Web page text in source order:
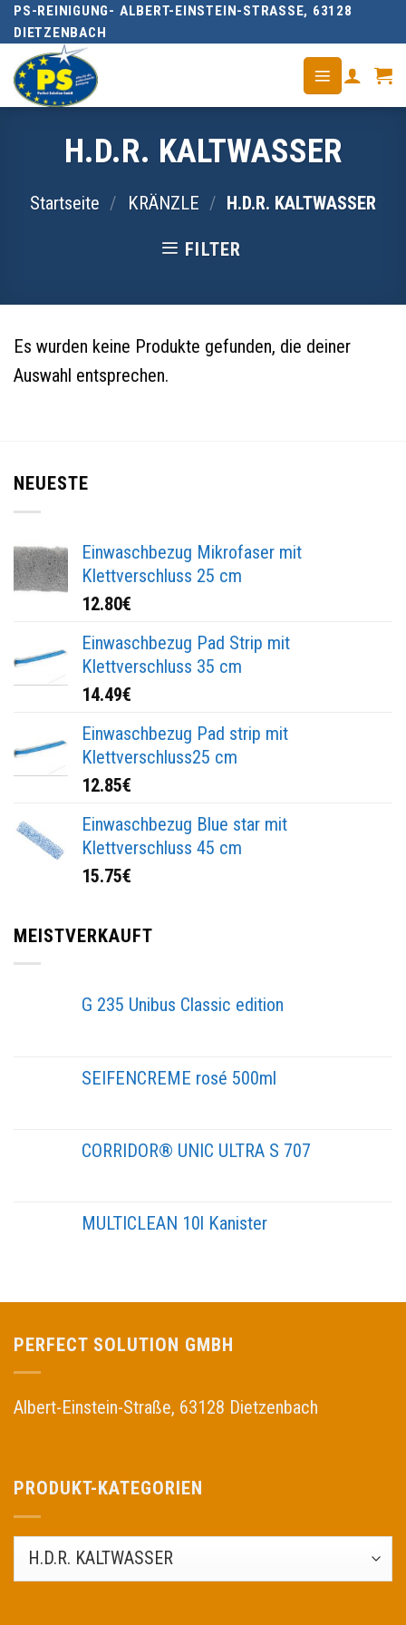
Skip
to
content
PS-REINIGUNG- ALBERT-EINSTEIN-STRASSE, 63128 D
IETZENBACH
H.D.R. KALTWASSER
Startseite / KRÄNZLE / H.D.R. KALTWASSER
FILTER
Es wurden keine Produkte gefunden, die deiner
Auswahl entsprechen.
NEUESTE
Einwaschbezug Mikrofaser mit
Klettverschluss 25 cm
12.80€
Einwaschbezug Pad Strip mit
Klettverschluss 35 cm
14.49€
Einwaschbezug Pad strip mit
Klettverschluss25 cm
12.85€
Einwaschbezug Blue star mit
Klettverschluss 45 cm
15.75€
MEISTVERKAUFT
G 235 Unibus Classic edition
SEIFENCREME rosé 500ml
CORRIDOR® UNIC ULTRA S 707
MULTICLEAN 10l Kanister
PERFECT SOLUTION GMBH
Albert-Einstein-Straße, 63128 Dietzenbach
PRODUKT-KATEGORIEN